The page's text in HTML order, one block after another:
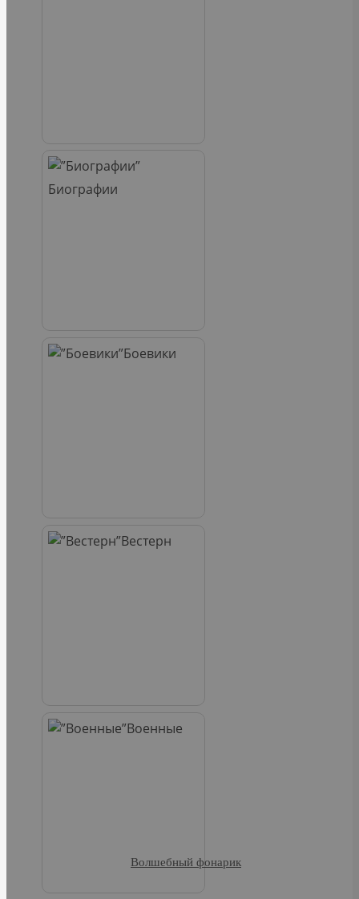
Биографии
Боевики
Вестерн
Военные
Волшебный фонарик